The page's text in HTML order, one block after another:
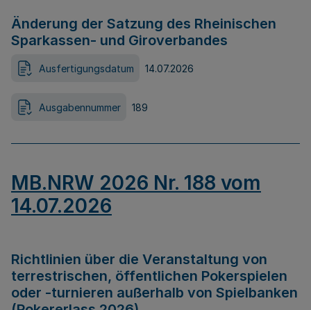
Änderung der Satzung des Rheinischen
Sparkassen- und Giroverbandes
Ausfertigungsdatum 14.07.2026
Ausgabennummer 189
MB.NRW 2026 Nr. 188 vom
14.07.2026
Richtlinien über die Veranstaltung von
terrestrischen, öffentlichen Pokerspielen
oder -turnieren außerhalb von Spielbanken